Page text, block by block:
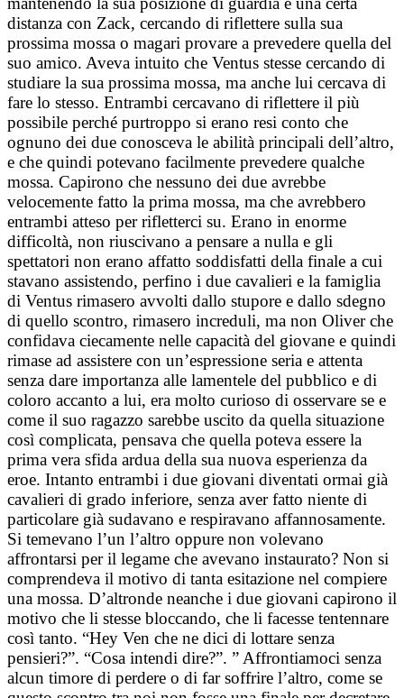
distanza con Zack, cercando di riflettere sulla sua
prossima mossa o magari provare a prevedere quella del
suo amico. Aveva intuito che Ventus stesse cercando di
studiare la sua prossima mossa, ma anche lui cercava di
fare lo stesso. Entrambi cercavano di riflettere il più
possibile perché purtroppo si erano resi conto che
ognuno dei due conosceva le abilità principali dell’altro,
e che quindi potevano facilmente prevedere qualche
mossa. Capirono che nessuno dei due avrebbe
velocemente fatto la prima mossa, ma che avrebbero
entrambi atteso per rifletterci su. Erano in enorme
difficoltà, non riuscivano a pensare a nulla e gli
spettatori non erano affatto soddisfatti della finale a cui
stavano assistendo, perfino i due cavalieri e la famiglia
di Ventus rimasero avvolti dallo stupore e dallo sdegno
di quello scontro, rimasero increduli, ma non Oliver che
confidava ciecamente nelle capacità del giovane e quindi
rimase ad assistere con un’espressione seria e attenta
senza dare importanza alle lamentele del pubblico e di
coloro accanto a lui, era molto curioso di osservare se e
come il suo ragazzo sarebbe uscito da quella situazione
così complicata, pensava che quella poteva essere la
prima vera sfida ardua della sua nuova esperienza da
eroe. Intanto entrambi i due giovani diventati ormai già
cavalieri di grado inferiore, senza aver fatto niente di
particolare già sudavano e respiravano affannosamente.
Si temevano l’un l’altro oppure non volevano
affrontarsi per il legame che avevano instaurato? Non si
comprendeva il motivo di tanta esitazione nel compiere
una mossa. D’altronde neanche i due giovani capirono il
motivo che li stesse bloccando, che li facesse tentennare
così tanto. “Hey Ven che ne dici di lottare senza
pensieri?”. “Cosa intendi dire?”. ” Affrontiamoci senza
alcun timore di perdere o di far soffrire l’altro, come se